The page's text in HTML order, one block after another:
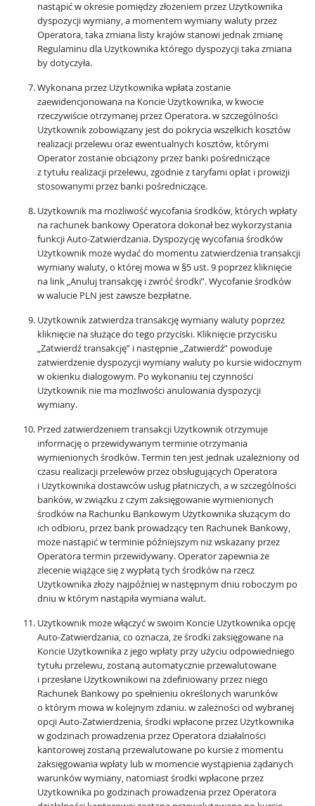
nastąpić w okresie pomiędzy złożeniem przez Użytkownika
dyspozycji wymiany, a momentem wymiany waluty przez
Operatora, taka zmiana listy krajów stanowi jednak zmianę
Regulaminu dla Użytkownika którego dyspozycji taka zmiana
by dotyczyła.
Wykonana przez Użytkownika wpłata zostanie
zaewidencjonowana na Koncie Użytkownika, w kwocie
rzeczywiście otrzymanej przez Operatora. w szczególności
Użytkownik zobowiązany jest do pokrycia wszelkich kosztów
realizacji przelewu oraz ewentualnych kosztów, którymi
Operator zostanie obciążony przez banki pośredniczące
z tytułu realizacji przelewu, zgodnie z taryfami opłat i prowizji
stosowanymi przez banki pośredniczące.
Użytkownik ma możliwość wycofania środków, których wpłaty
na rachunek bankowy Operatora dokonał bez wykorzystania
funkcji Auto-Zatwierdzania. Dyspozycję wycofania środków
Użytkownik może wydać do momentu zatwierdzenia transakcji
wymiany waluty, o której mowa w §5 ust. 9 poprzez kliknięcie
na link „Anuluj transakcję i zwróć środki”. Wycofanie środków
w walucie PLN jest zawsze bezpłatne.
Użytkownik zatwierdza transakcję wymiany waluty poprzez
kliknięcie na służące do tego przyciski. Kliknięcie przycisku
„Zatwierdź transakcję” i następnie „Zatwierdź” powoduje
zatwierdzenie dyspozycji wymiany waluty po kursie widocznym
w okienku dialogowym. Po wykonaniu tej czynności
Użytkownik nie ma możliwości anulowania dyspozycji
wymiany.
Przed zatwierdzeniem transakcji Użytkownik otrzymuje
informację o przewidywanym terminie otrzymania
wymienionych środków. Termin ten jest jednak uzależniony od
czasu realizacji przelewów przez obsługujących Operatora
i Użytkownika dostawców usług płatniczych, a w szczególności
banków, w związku z czym zaksięgowanie wymienionych
środków na Rachunku Bankowym Użytkownika służącym do
ich odbioru, przez bank prowadzący ten Rachunek Bankowy,
może nastąpić w terminie późniejszym niż wskazany przez
Operatora termin przewidywany. Operator zapewnia że
zlecenie wiążące się z wypłatą tych środków na rzecz
Użytkownika złoży najpóźniej w następnym dniu roboczym po
dniu w którym nastąpiła wymiana walut.
Użytkownik może włączyć w swoim Koncie Użytkownika opcję
Auto-Zatwierdzania, co oznacza, że środki zaksięgowane na
Koncie Użytkownika z jego wpłaty przy użyciu odpowiedniego
tytułu przelewu, zostaną automatycznie przewalutowane
i przesłane Użytkownikowi na zdefiniowany przez niego
Rachunek Bankowy po spełnieniu określonych warunków
o którym mowa w kolejnym zdaniu. w zależności od wybranej
opcji Auto-Zatwierdzenia, środki wpłacone przez Użytkownika
w godzinach prowadzenia przez Operatora działalności
kantorowej zostaną przewalutowane po kursie z momentu
zaksięgowania wpłaty lub w momencie wystąpienia żądanych
warunków wymiany, natomiast środki wpłacone przez
Użytkownika po godzinach prowadzenia przez Operatora